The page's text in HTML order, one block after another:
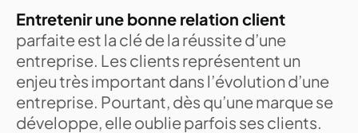
Entretenir une bonne relation client
parfaite est la clé de la réussite d’une
entreprise. Les clients représentent un
enjeu très important dans l’évolution d’une
entreprise. Pourtant, dès qu’une marque se
développe, elle oublie parfois ses clients.